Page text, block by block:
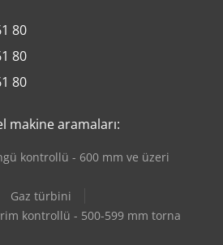
80
80
80
makine aramaları:
kontrollü - 600 mm ve üzeri
Gaz türbini
kontrollü - 500-599 mm torna